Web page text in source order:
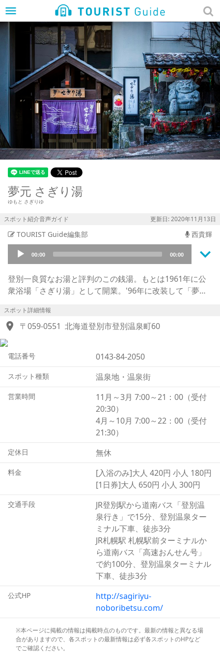
menu
夢元 さぎり湯
ゆもと さぎりゆ
スポット紹介音声ガイド 更新日: 2020年11月13日
TOURIST Guide編集部 西貴輝
Audio
Player
00:00 00:00 keyboard_arrow_down
登別一良質なお湯と評判のこの銭湯。もとは1961年に公
衆浴場「さぎり湯」として開業。'96年に改装して「夢元
温、循環、消毒処理を一切しない源泉掛け流し。多くの温
泉施設が「源泉掛け流し」と称して加水やろ過をしている
お湯は2種類あり、ひとつは「一号乙泉（いちごうおつせ
ん）」と呼ばれる登別定番の硫黄泉。独特の香り漂う濁り
湯で、酸性のため石鹸は泡立ちにくいですが、慢性の皮膚
病などに良いお湯です。もうひとつは、登別ではここでし
か入れない明礬泉（みょうばんせん）。こちらも皮膚病に
良いほか、「目の湯」と名がつく通り、眼病にも効くとい
われています。どちらも臭いや見た目はよく似ているた
め、泉質の違いはぜひ肌でお確かめください。また、浴槽
には温泉の副産物である湯の花が見受けられ、手に取って
天然の泥パックを試してみるのもよいでしょう。
スポット詳細情報
location_on 〒059-0551 北海道登別市登別温泉町60
電話番号 0143-84-2050
スポット種類 温泉地・温泉街
営業時間
11月～3月 7:00～21：00（受付
20:30）
4月～10月 7:00～22：00（受付
21:30）
定休日 無休
料金
[入浴のみ]大人 420円 小人 180円
[1日券]大人 650円 小人 300円
交通手段
JR登別駅から道南バス「登別温
泉行き」で15分、登別温泉ター
ミナル下車、徒歩3分
JR札幌駅 札幌駅前ターミナルか
ら道南バス「高速おんせん号」
で約100分、登別温泉ターミナル
下車、徒歩3分
公式HP
http://sagiriyu-
noboribetsu.com/
※本ページに掲載の情報は掲載時点のものです。最新の情報と異なる場
合がありますので、各スポットの最新情報は必ず各スポットのHPなど
でご確認ください。